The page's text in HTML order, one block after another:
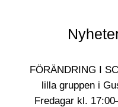
FÖRÄNDRING I
lilla gruppen i
Fredagar kl.